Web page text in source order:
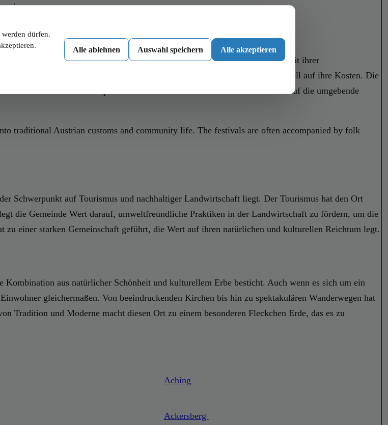
geht. Ein Highlight des Ortes ist die spätgotische Pfarrkirche, die mit ihrer
fern anzieht. Naturfreunde kommen in den umliegenden Wandergebieten voll auf ihre Kosten. Die
an malerischen Aussichtspunkten vorbeiführen und beeindruckende Blicke auf die umgebende
traditional Austrian customs and community life. The festivals are often accompanied by folk
Schwerpunkt auf Tourismus und nachhaltiger Landwirtschaft liegt. Der Tourismus hat den Ort
die Gemeinde Wert darauf, umweltfreundliche Praktiken in der Landwirtschaft zu fördern, um die
zu einer starken Gemeinschaft geführt, die Wert auf ihren natürlichen und kulturellen Reichtum legt.
aus natürlicher Schönheit und kulturellem Erbe besticht. Auch wenn es sich um ein
gleichermaßen. Von beeindruckenden Kirchen bis hin zu spektakulären Wanderwegen hat
Tradition und Moderne macht diesen Ort zu einem besonderen Fleckchen Erde, das es zu
Aching
Ackersberg
werden dürfen.
Alle ablehnen Auswahl speichern Alle akzeptieren